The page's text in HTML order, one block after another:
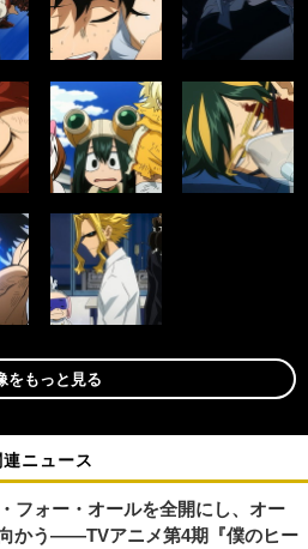
をもっと見る
連ニュース
フォー・オールを全開にし、オー
かう――TVアニメ第4期『僕のヒー